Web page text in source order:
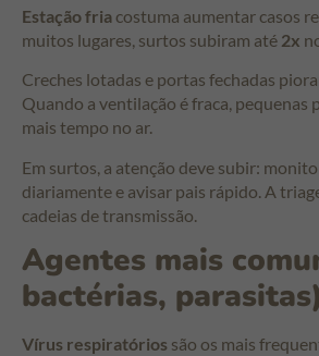
Estação fria costuma aumentar casos
muitos lugares, surtos subiram até 2x
Creches lotadas e portas fechadas
Quando a ventilação é fraca, pequenas
mais tempo no ar.
Em surtos, a atenção deve subir:
diariamente e avisar pais rápido. A
cadeias de transmissão.
Agentes mais
bactérias,
Vírus respiratórios são os mais